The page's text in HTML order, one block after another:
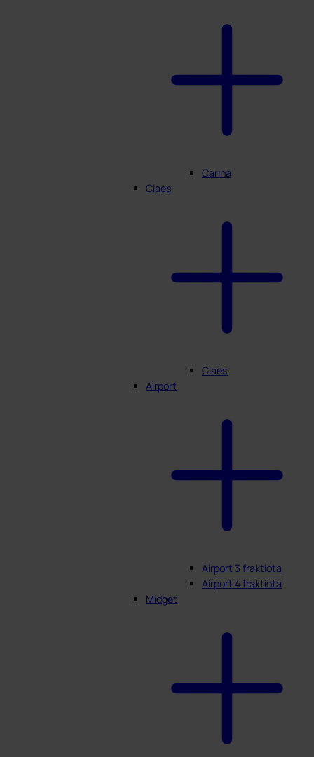
Carina
Claes
Claes
Airport
Airport 3 fraktiota
Airport 4 fraktiota
Midget